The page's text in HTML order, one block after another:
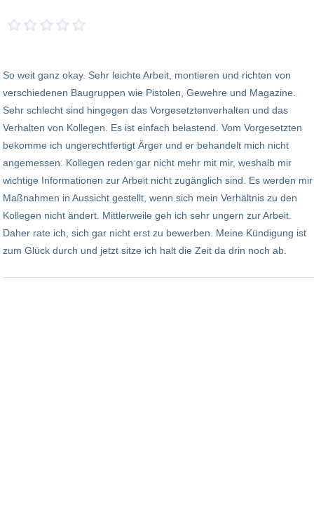
So weit ganz okay. Sehr leichte Arbeit, montieren und richten von
verschiedenen Baugruppen wie Pistolen, Gewehre und Magazine.
Sehr schlecht sind hingegen das Vorgesetztenverhalten und das
Verhalten von Kollegen. Es ist einfach belastend. Vom Vorgesetzten
bekomme ich ungerechtfertigt Ärger und er behandelt mich nicht
angemessen. Kollegen reden gar nicht mehr mit mir, weshalb mir
wichtige Informationen zur Arbeit nicht zugänglich sind. Es werden mir
Maßnahmen in Aussicht gestellt, wenn sich mein Verhältnis zu den
Kollegen nicht ändert. Mittlerweile geh ich sehr ungern zur Arbeit.
Daher rate ich, sich gar nicht erst zu bewerben. Meine Kündigung ist
zum Glück durch und jetzt sitze ich halt die Zeit da drin noch ab.